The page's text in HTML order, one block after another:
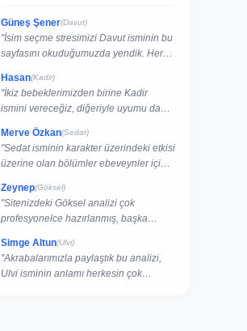
Güneş Şener(Davut)
"İsim seçme stresimizi Davut isminin bu
sayfasını okuduğumuzda yendik. Her
Hasan(Kadir)
"İkiz bebeklerimizden birine Kadir
ismini vereceğiz, diğeriyle uyumu da
Merve Özkan(Sedat)
"Sedat isminin karakter üzerindeki etkisi
üzerine olan bölümler ebeveynler için
Zeynep(Göksel)
"Sitenizdeki Göksel analizi çok
profesyonelce hazırlanmış, başka
Simge Altun(Ulvi)
"Akrabalarımızla paylaştık bu analizi,
Ulvi isminin anlamı herkesin çok